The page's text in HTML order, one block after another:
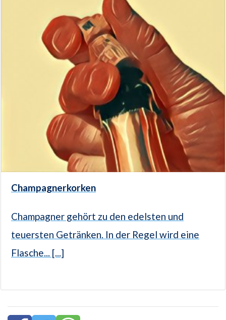
Champagnerkorken
Champagner gehört zu den edelsten und
teuersten Getränken. In der Regel wird eine
Flasche... [...]